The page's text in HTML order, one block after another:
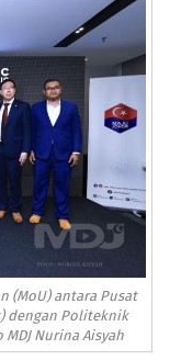
(MoU) antara Pusat
dengan Politeknik
Nurina Aisyah